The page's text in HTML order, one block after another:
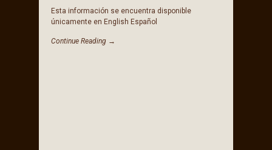
Esta información se encuentra disponible
únicamente en English Español
Continue Reading →